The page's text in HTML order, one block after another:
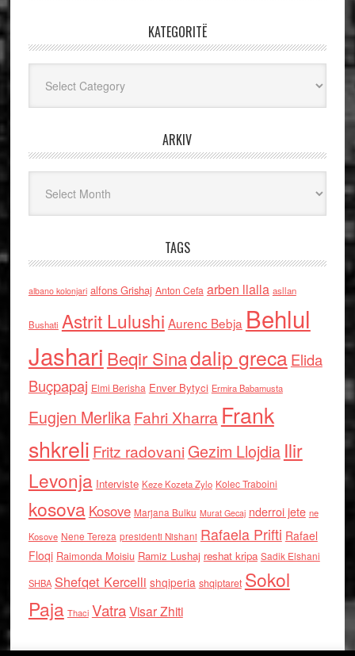
KATEGORITË
ARKIV
TAGS
albano kolonjari alfons Grishaj Anton Cefa arben llalla asllan
Bushati Astrit Lulushi Aurenc Bebja Behlul
Jashari Beqir Sinadalip grecaElida
Buçpapaj Elmi Berisha Enver Bytyci Ermira Babamusta
Eugjen MerlikaFahri Xharra Frank
shkreli Fritz radovaniGezim Llojdia Ilir
Levonja Interviste Keze Kozeta Zylo Kolec Traboini
kosova Kosove Marjana Bulku Murat Gecaj nderroi jete ne
Kosove Nene Tereza presidenti Nishani Rafaela Prifti Rafael
Floqi Raimonda Moisiu Ramiz Lushaj reshat kripa Sadik Elshani
SHBA Shefqet Kercelli shqiperia shqiptaret Sokol
Paja Thaci VatraVisar Zhiti